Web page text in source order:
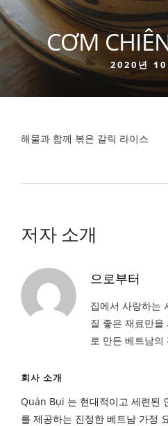
CƠM
2020년 10
해물과 함께 볶은 갈릭 라이스
저자 소개
으로부터
집에서 사랑하는
질 좋은 재료만을
로 만든 베트남의
회사 소개
Quán Bụi 는 현대적이고 세련된
를 제공하는 진정한 베트남 가정